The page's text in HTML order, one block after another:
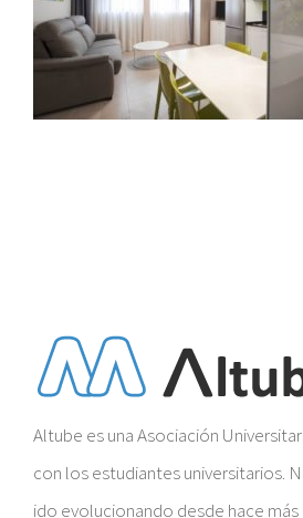
Altube es una Asociación
con los estudiantes universitarios.
ido evolucionando desde hace más